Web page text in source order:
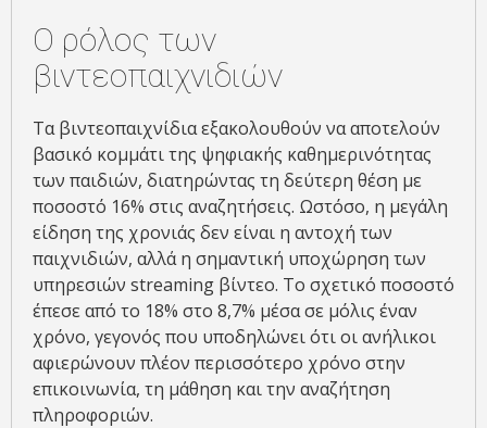
Ο ρόλος των
βιντεοπαιχνιδιών
Τα βιντεοπαιχνίδια εξακολουθούν να αποτελούν
βασικό κομμάτι της ψηφιακής καθημερινότητας
των παιδιών, διατηρώντας τη δεύτερη θέση με
ποσοστό 16% στις αναζητήσεις. Ωστόσο, η μεγάλη
είδηση της χρονιάς δεν είναι η αντοχή των
παιχνιδιών, αλλά η σημαντική υποχώρηση των
υπηρεσιών streaming βίντεο. Το σχετικό ποσοστό
έπεσε από το 18% στο 8,7% μέσα σε μόλις έναν
χρόνο, γεγονός που υποδηλώνει ότι οι ανήλικοι
αφιερώνουν πλέον περισσότερο χρόνο στην
επικοινωνία, τη μάθηση και την αναζήτηση
πληροφοριών.